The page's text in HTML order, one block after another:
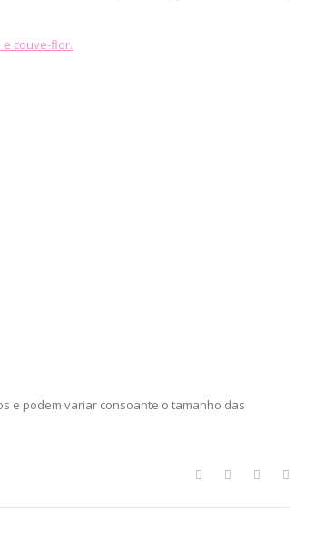
couve-flor.
e podem variar consoante o tamanho das